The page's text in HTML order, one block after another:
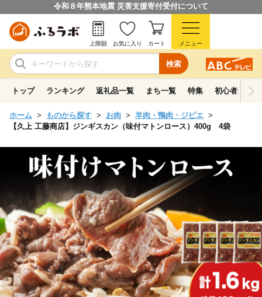
令和８年熊本地震 災害支援寄付受付について
検索
上限額 お気に入り カート メニュー
トップ ランキング 返礼品一覧 まち一覧 特集 初心者ガイド
ホーム ものから探す お肉
羊肉・鴨肉・ジビエ
【久上 工藤商店】ジンギスカン（味付マトンロース）400g 4袋